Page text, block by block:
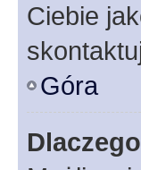
Ciebie
Góra